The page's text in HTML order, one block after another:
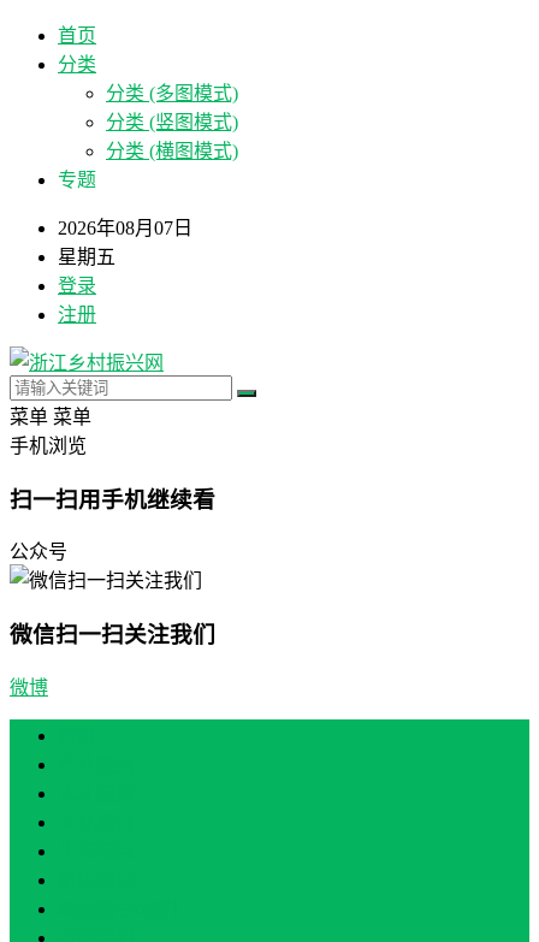
首页
分类
分类 (多图模式)
分类 (竖图模式)
分类 (横图模式)
专题
2026年08月07日
星期五
登录
注册
菜单 菜单
手机浏览
扫一扫用手机继续看
公众号
微信扫一扫关注我们
微博